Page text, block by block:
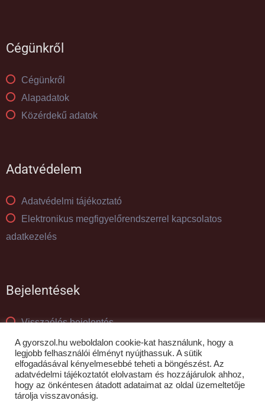
Cégünkről
Cégünkről
Alapadatok
Közérdekű adatok
Adatvédelem
Adatvédelmi tájékoztató
Elektronikus megfigyelőrendszerrel kapcsolatos
adatkezelés
Bejelentések
Visszaélés bejelentés
Panaszkezelés
© GYŐR-SZOL Zrt - 2010- 2026
A gyorszol.hu weboldalon cookie-kat használunk, hogy a
legjobb felhasználói élményt nyújthassuk. A sütik
elfogadásával kényelmesebbé teheti a böngészést. Az
adatvédelmi tájékoztatót elolvastam és hozzájárulok ahhoz,
hogy az önkéntesen átadott adataimat az oldal üzemeltetője
tárolja visszavonásig.